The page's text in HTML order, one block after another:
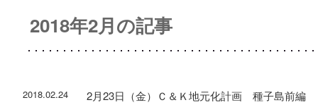
2018年2月の記事
2018.02.24 2月23日（金）Ｃ＆Ｋ地元化計画 種子島前編